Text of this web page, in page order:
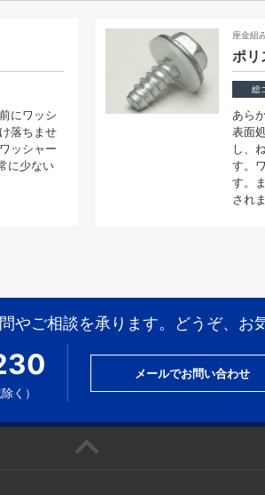
にワッシ
落ちませ
ッシャー
に少ない
座金組
ポリ
総
あら
表面
し、
す。
す。
され
やご相談を承ります。どうぞ、お
く）
メールでお問い合わせ